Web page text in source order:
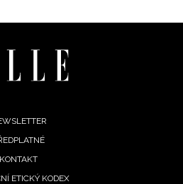
KONTAKT
ETICKÝ KODEX